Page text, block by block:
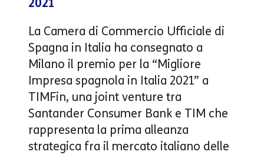
2021
La Camera di Commercio Ufficiale di
Spagna in Italia ha consegnato a
Milano il premio per la “Migliore
Impresa spagnola in Italia 2021” a
TIMFin, una joint venture tra
Santander Consumer Bank e TIM che
rappresenta la prima alleanza
strategica fra il mercato italiano delle